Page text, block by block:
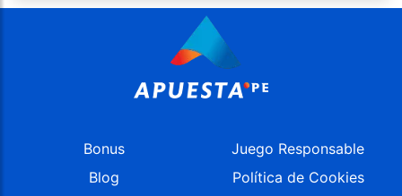
Bonus
Blog
Juego Responsable
Política de Cookies